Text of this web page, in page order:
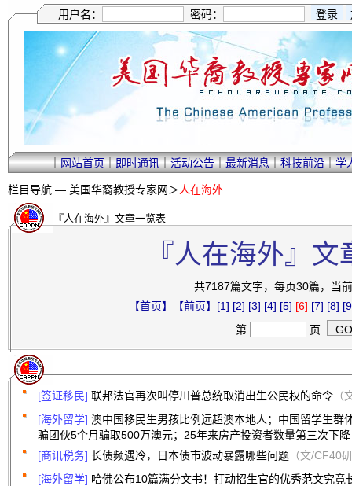
用户名： 密码：
｜网站首页｜即时通讯｜活动公告｜最新消息｜科技前沿｜学
栏目导航 — 美国华裔教授专家网＞人在海外
『人在海外』文章一览表
『人在海外』
共7187篇文字，每页30篇，当
【首页】
【前页】 [1] [2] [3] [4] [5] [6] [7] [8]
第
页
[签证移民] 联邦法官再次叫停川普总统取消出生公民权的命令 （
[海外留学] 澳中国移民生男孩比例远超澳本地人；中国留学生群
骗团伙5个月骗取500万澳元；25年来房产投资者数量第三次下降
[商讯税务] 长债频遇冷，日本债市波动暴露哪些问题 （文/CF40
[海外留学] 哈佛公布10篇满分文书！打动招生官的优秀范文究竟